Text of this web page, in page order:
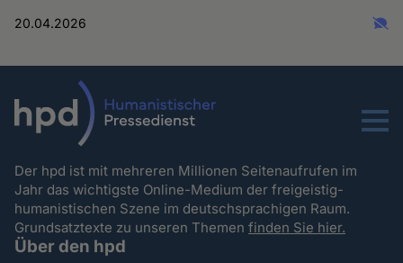
20.04.2026
Menu
Der hpd ist mit mehreren Millionen Seitenaufrufen im
Jahr das wichtigste Online-Medium der freigeistig-
humanistischen Szene im deutschsprachigen Raum.
Grundsatztexte zu unseren Themenfinden Sie hier.
Über den hpd